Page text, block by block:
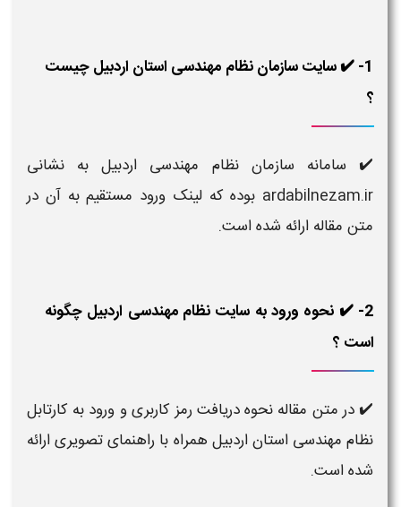
1- ✔️ سایت سازمان نظام مهندسی استان اردبیل چیست
؟
✔️ سامانه سازمان نظام مهندسی اردبیل به نشانی
ardabilnezam.ir بوده که لینک ورود مستقیم به آن در
متن مقاله ارائه شده است.
2- ✔️ نحوه ورود به سایت نظام مهندسی اردبیل چگونه
است ؟
✔️ در متن مقاله نحوه دریافت رمز کاربری و ورود به کارتابل
نظام مهندسی استان اردبیل همراه با راهنمای تصویری ارائه
شده است.